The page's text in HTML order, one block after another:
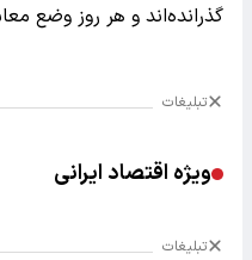
گذرانده‌اند و هر روز وضع
تبلیغات
ویژه اقتصاد ایرانی
تبلیغات